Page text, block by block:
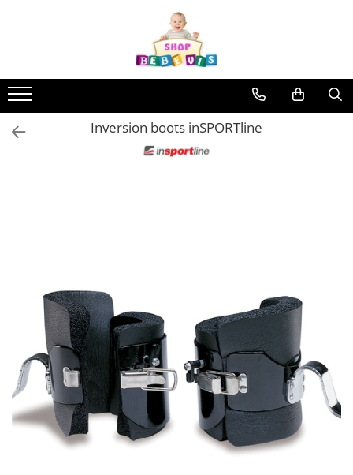
Carucioare copii
Carucioare copii sport
Carucioare copii 2in1
Adaptoare
Umbrele carucioare
Accesorii diverse carucioare
Landouri pentru bebelusi
Scaune auto copii
Camera copilului
Patuturi copii
Patuturi lemn pana la 120 x 60 cm
Inversion boots inSPORTline